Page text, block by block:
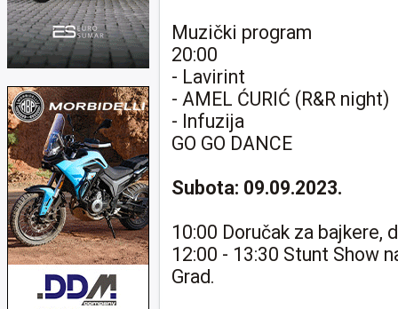
Muzički program
20:00
- Lavirint
- AMEL ĆURIĆ (R&R night)
- Infuzija
GO GO DANCE
Subota: 09.09.2023.
10:00 Doručak za bajkere,
12:00 - 13:30 Stunt Show
Grad.